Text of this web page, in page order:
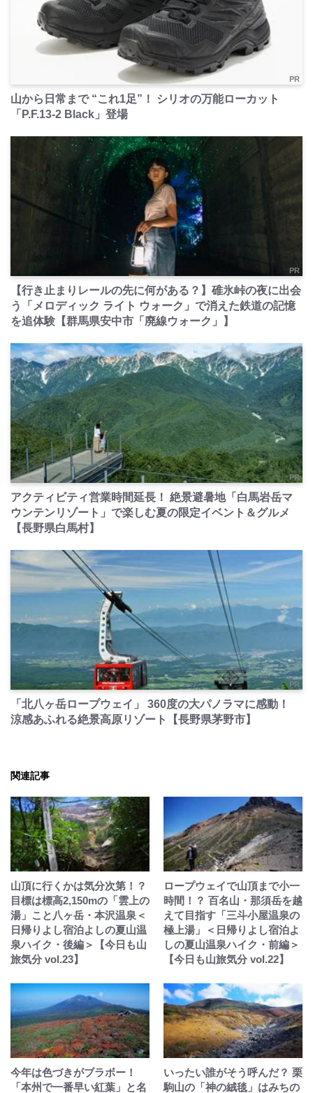
PR
山から日常まで “これ1足”！ シリオの万能ローカット
「P.F.13-2 Black」登場
PR
【行き止まりレールの先に何がある？】碓氷峠の夜に出会
う「メロディック ライト ウォーク」で消えた鉄道の記憶
を追体験【群馬県安中市「廃線ウォーク」】
PR
アクティビティ営業時間延長！ 絶景避暑地「白馬岩岳マ
ウンテンリゾート」で楽しむ夏の限定イベント＆グルメ
【長野県白馬村】
PR
「北八ヶ岳ロープウェイ」 360度の大パノラマに感動！
涼感あふれる絶景高原リゾート【長野県茅野市】
関連記事
山頂に行くかは気分次第！？
目標は標高2,150mの「雲上の
湯」こと八ヶ岳・本沢温泉＜
日帰りよし宿泊よしの夏山温
泉ハイク・後編＞【今日も山
旅気分 vol.23】
ロープウェイで山頂まで小一
時間！？ 百名山・那須岳を越
えて目指す「三斗小屋温泉の
極上湯」＜日帰りよし宿泊よ
しの夏山温泉ハイク・前編＞
【今日も山旅気分 vol.22】
今年は色づきがブラボー！
「本州で一番早い紅葉」と名
いったい誰がそう呼んだ？ 栗
駒山の「神の絨毯」はみちの